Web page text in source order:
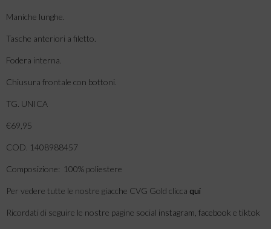
Maniche lunghe.
Tasche anteriori a filetto.
Fodera interna.
Chiusura frontale con bottoni.
TG. UNICA
€69,95
COD. 1408988457
Composizione: 100% poliestere
Per vedere tutte le nostre giacche CVG Gold clicca qui
Ricordati di seguire le nostre pagine social instagram facebook e tiktok